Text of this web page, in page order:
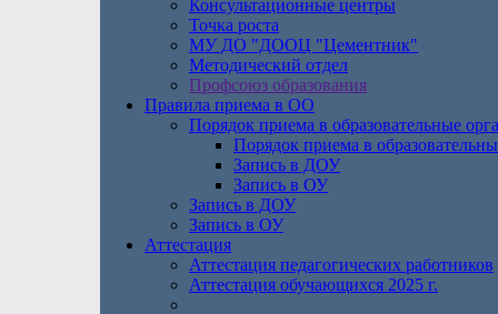
Консультационные центры
Точка роста
МУ ДО "ДООЦ "Цементник"
Методический отдел
Профсоюз образования
Правила приема в ОО
Порядок приема в образовательные
Порядок приема в
Запись в ДОУ
Запись в ОУ
Запись в ДОУ
Запись в ОУ
Аттестация
Аттестация педагогических работников
Аттестация обучающихся 2025 г.